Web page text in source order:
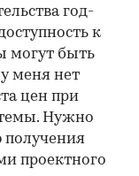
год-
к
могут быть
меня нет
цен при
Нужно
получения
проектного